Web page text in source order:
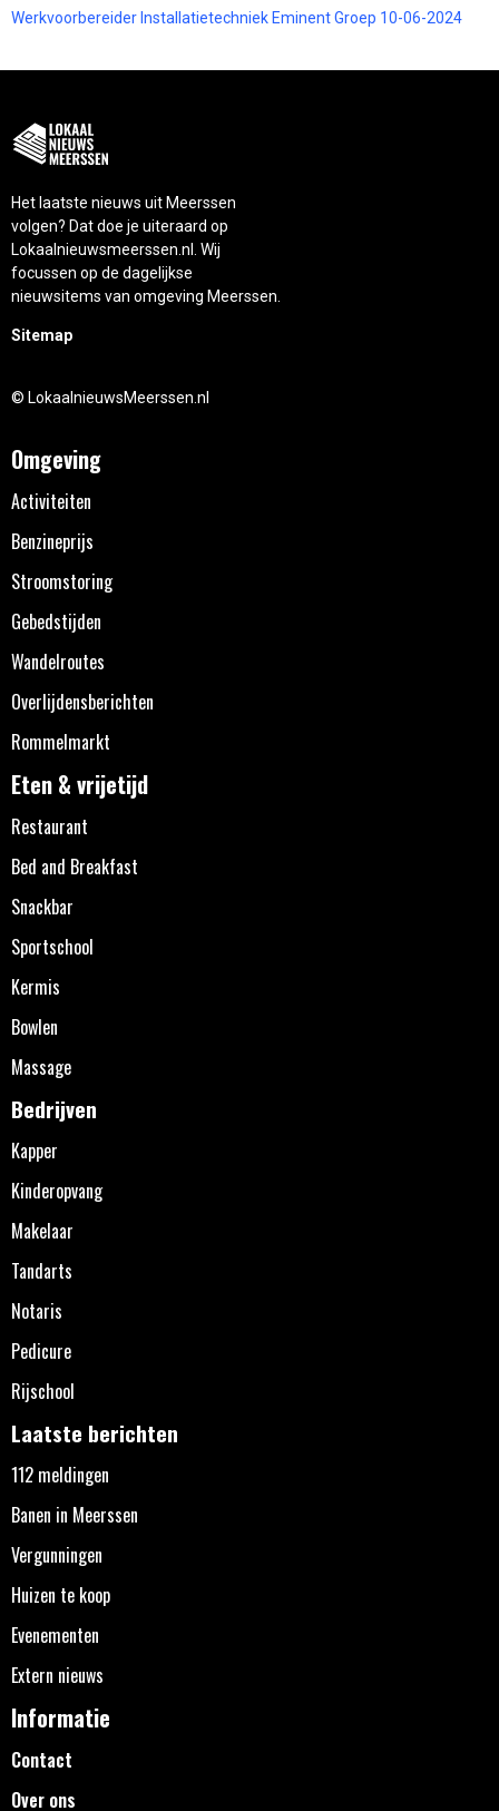
Werkvoorbereider Installatietechniek Eminent Groep 10-06-2024
Het laatste nieuws uit Meerssen
volgen? Dat doe je uiteraard op
Lokaalnieuwsmeerssen.nl. Wij
focussen op de dagelijkse
nieuwsitems van omgeving Meerssen.
Sitemap
© LokaalnieuwsMeerssen.nl
Omgeving
Activiteiten
Benzineprijs
Stroomstoring
Gebedstijden
Wandelroutes
Overlijdensberichten
Rommelmarkt
Eten & vrijetijd
Restaurant
Bed and Breakfast
Snackbar
Sportschool
Kermis
Bowlen
Massage
Bedrijven
Kapper
Kinderopvang
Makelaar
Tandarts
Notaris
Pedicure
Rijschool
Laatste berichten
112 meldingen
Banen in Meerssen
Vergunningen
Huizen te koop
Evenementen
Extern nieuws
Informatie
Contact
Over ons